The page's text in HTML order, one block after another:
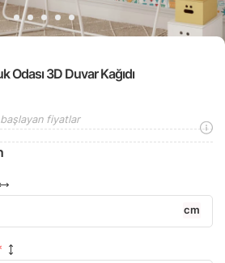
3D Duvar Kağıdı
fiyatlar
cm